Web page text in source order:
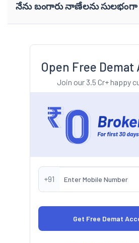
నేను బంగారు నాణేలను
Open Free Demat
Join our 3.5 Cr+ happy
+91